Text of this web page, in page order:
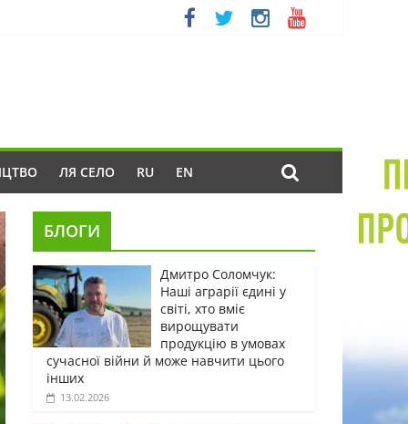
ЛЯ СЕЛО RU EN
БЛОГИ
Дмитро Соломчук:
Наші аграрії єдині у
світі, хто вміє
вирощувати
продукцію в умовах
сучасної війни й може навчити цього
інших
13.02.2026